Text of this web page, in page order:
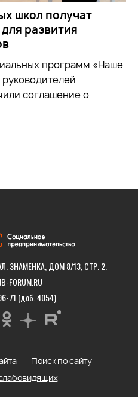
школ получат
развития
программ «Наше
соглашение о
ЗНАМЕНКА, ДОМ 8/13, СТР. 2.
FORUM.RU
71 (доб. 4054)
Поиск по сайту